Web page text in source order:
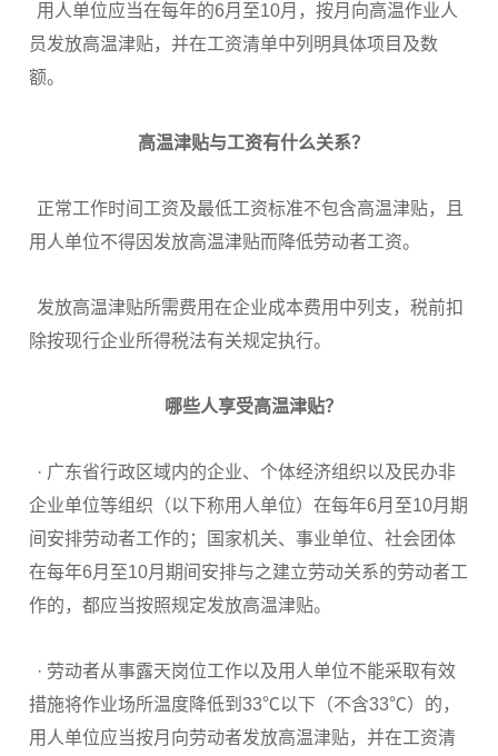
用人单位应当在每年的6月至10月，按月向高温作业人
员发放高温津贴，并在工资清单中列明具体项目及数
额。
高温津贴与工资有什么关系？
正常工作时间工资及最低工资标准不包含高温津贴，且
用人单位不得因发放高温津贴而降低劳动者工资。
发放高温津贴所需费用在企业成本费用中列支，税前扣
除按现行企业所得税法有关规定执行。
哪些人享受高温津贴？
· 广东省行政区域内的企业、个体经济组织以及民办非
企业单位等组织（以下称用人单位）在每年6月至10月期
间安排劳动者工作的；国家机关、事业单位、社会团体
在每年6月至10月期间安排与之建立劳动关系的劳动者工
作的，都应当按照规定发放高温津贴。
· 劳动者从事露天岗位工作以及用人单位不能采取有效
措施将作业场所温度降低到33℃以下（不含33℃）的，
用人单位应当按月向劳动者发放高温津贴，并在工资清